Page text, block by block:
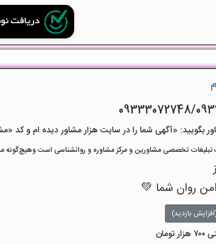
09333072748/
«آگهی شما را در سایت هزار مشاور دیده ام و کد «مشاور-132360» را
تخصصی مشاورین و مرکز مشاوره و روانشناسی است وهیچ‌گونه
امن روان شما 💚
بازدید)
تومان